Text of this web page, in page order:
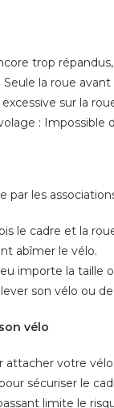
trop
Seule la roue
sur la
: Impossible
par les
le cadre et la
abîmer le vélo.
importe la taille
son vélo ou
vélo
attacher votre vélo.
sécuriser le
limite le